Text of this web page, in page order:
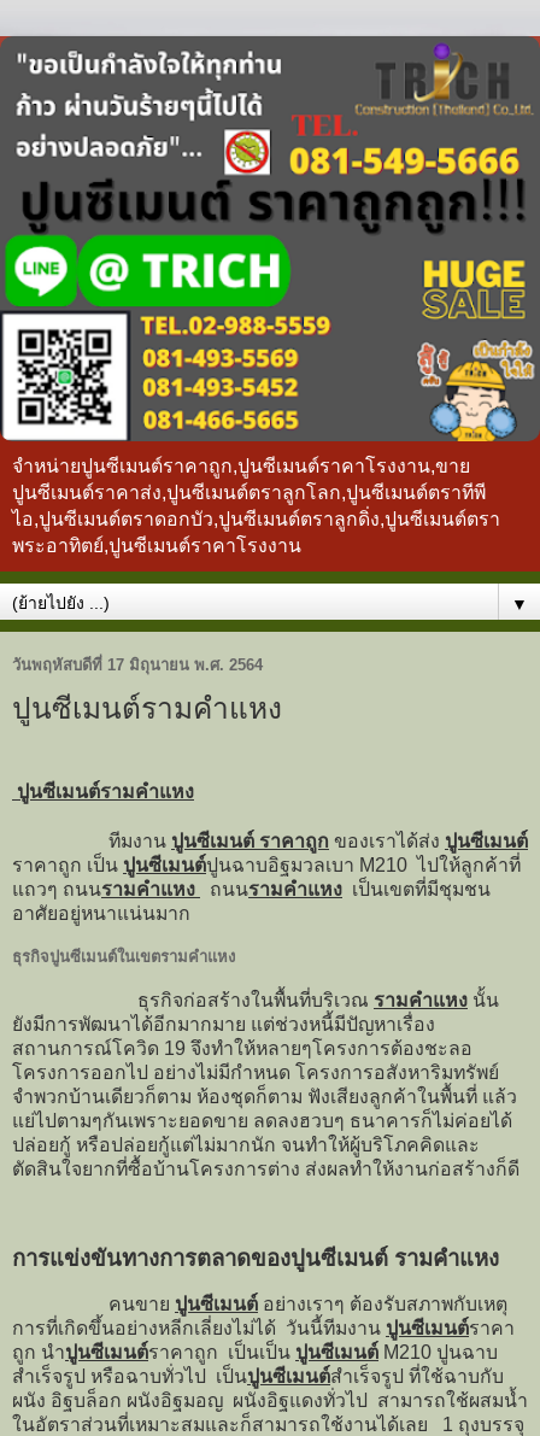
จำหน่ายปูนซีเมนต์ราคาถูก,ปูนซีเมนต์ราคาโรงงาน,ขาย
ปูนซีเมนต์ราคาส่ง,ปูนซีเมนต์ตราลูกโลก,ปูนซีเมนต์ตราทีพี
ไอ,ปูนซีเมนต์ตราดอกบัว,ปูนซีเมนต์ตราลูกดิ่ง,ปูนซีเมนต์ตรา
พระอาทิตย์,ปูนซีเมนต์ราคาโรงงาน
▼
วันพฤหัสบดีที่ 17 มิถุนายน พ.ศ. 2564
ปูนซีเมนต์รามคำแหง
ปูนซีเมนต์รามคำแหง
ทีมงาน ปูนซีเมนต์ ราคาถูก ของเราได้ส่ง ปูนซีเมนต์
ราคาถูก เป็น ปูนซีเมนต์ปูนฉาบอิฐมวลเบา M210 ไปให้ลูกค้าที่
แถวๆ ถนนรามคำแหง ถนนรามคำแหง เป็นเขตที่มีชุมชน
อาศัยอยู่หนาแน่นมาก
ธุรกิจปูนซีเมนต์ในเขตรามคำแหง
ธุรกิจก่อสร้างในพื้นที่บริเวณ รามคำแหง นั้น
ยังมีการพัฒนาได้อีกมากมาย แต่ช่วงหนี้มีปัญหาเรื่อง
สถานการณ์โควิด 19 จึงทำให้หลายๆโครงการต้องชะลอ
โครงการออกไป อย่างไม่มีกำหนด โครงการอสังหาริมทรัพย์
จำพวกบ้านเดียวก็ตาม ห้องชุดก็ตาม ฟังเสียงลูกค้าในพื้นที่ แล้ว
แย่ไปตามๆกันเพราะยอดขาย ลดลงฮวบๆ ธนาคารก็ไม่ค่อยได้
ปล่อยกู้ หรือปล่อยกู้แต่ไม่มากนัก จนทำให้ผู้บริโภคคิดและ
ตัดสินใจยากที่ซื้อบ้านโครงการต่าง ส่งผลทำให้งานก่อสร้างก็ดี
การแข่งขันทางการตลาดของปูนซีเมนต์ รามคำแหง
คนขาย ปูนซีเมนต์ อย่างเราๆ ต้องรับสภาพกับเหตุ
การที่เกิดขึ้นอย่างหลีกเลี่ยงไม่ได้ วันนี้ทีมงาน ปูนซีเมนต์ราคา
ถูก นำปูนซีเมนต์ราคาถูก เป็นเป็น ปูนซีเมนต์ M210 ปูนฉาบ
สำเร็จรูป หรือฉาบทั่วไป เป็นปูนซีเมนต์สำเร็จรูป ที่ใช้ฉาบกับ
ผนัง อิฐบล็อก ผนังอิฐมอญ ผนังอิฐแดงทั่วไป สามารถใช้ผสมน้ำ
ในอัตราส่วนที่เหมาะสมและก็สามารถใช้งานได้เลย 1 ถุงบรรจุ